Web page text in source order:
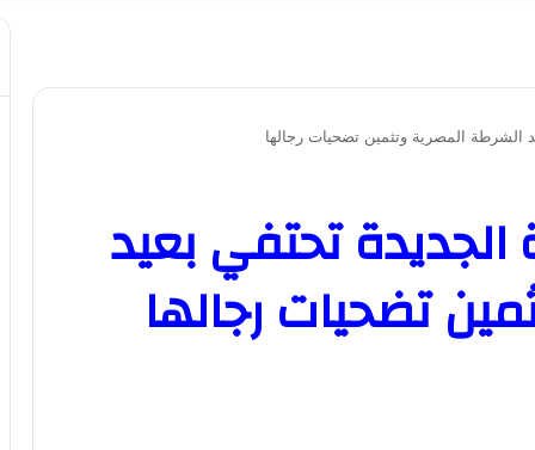
الشرطة المصرية وتثمين تضحيات رجالها
تحتفي بعيد
تضحيات رجالها